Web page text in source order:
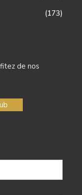
(173)
de nos